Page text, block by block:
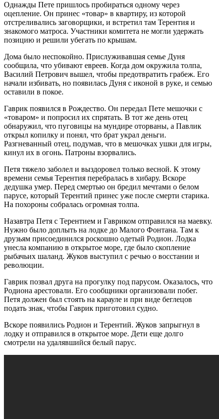
Однажды Пете пришлось пробираться одному через
оцепление. Он принес «товар» в квартиру, из которой
отстреливались заговорщики, и встретил там Терентия и
знакомого матроса. Участники комитета не могли удержать
позицию и решили убегать по крышам.
Дома было неспокойно. Прислуживавшая семье Дуня
сообщила, что убивают евреев. Когда дом окружила толпа,
Василий Петрович вышел, чтобы предотвратить грабеж. Его
начали избивать, но появилась Дуня с иконой в руке, и семью
оставили в покое.
Гаврик появился в Рождество. Он передал Пете мешочки с
«товаром» и попросил их спрятать. В тот же день отец
обнаружил, что пуговицы на мундире оторваны, а Павлик
открыл копилку и понял, что брат украл деньги.
Разгневанный отец, подумав, что в мешочках ушки для игры,
кинул их в огонь. Патроны взорвались.
Петя тяжело заболел и выздоровел только весной. К этому
времени семья Терентия перебралась в хибару. Вскоре
дедушка умер. Перед смертью он бредил мечтами о белом
парусе, который Терентий принес уже после смерти старика.
На похороны собралась огромная толпа.
Назавтра Петя с Терентием и Гавриком отправился на маевку.
Нужно было доплыть на лодке до Малого Фонтана. Там к
друзьям присоединился роскошно одетый Родион. Лодка
унесла компанию в открытое море, где было скопление
рыбачьих шаланд. Жуков выступил с речью о восстании и
революции.
Гаврик позвал друга на прогулку под парусом. Оказалось, что
Родиона арестовали. Его сообщники организовали побег.
Петя должен был стоять на карауле и при виде беглецов
подать знак, чтобы Гаврик приготовил судно.
Вскоре появились Родион и Терентий. Жуков запрыгнул в
лодку и отправился в открытое море. Дети еще долго
смотрели на удалявшийся белый парус.